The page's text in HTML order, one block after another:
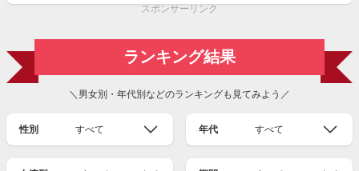
スポンサーリンク
ランキング結果
＼男女別・年代別などのランキングも見てみよう／
性別 すべて 年代 すべて